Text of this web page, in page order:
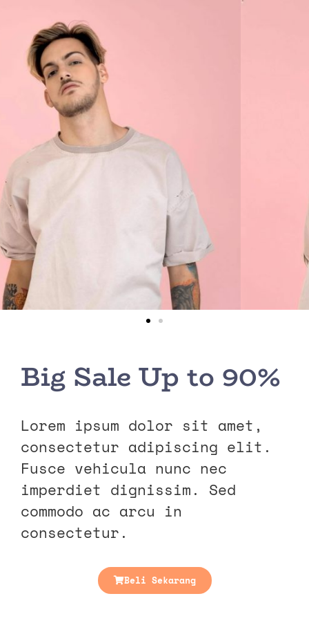
Big Sale Up to 90%
Lorem ipsum dolor sit amet,
consectetur adipiscing elit.
Fusce vehicula nunc nec
imperdiet dignissim. Sed
commodo ac arcu in
consectetur.
Beli Sekarang